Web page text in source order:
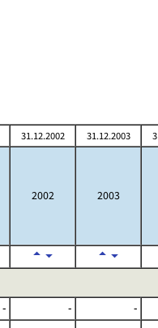
31.12.2002 31.12.2003
2002 2003
- -
-